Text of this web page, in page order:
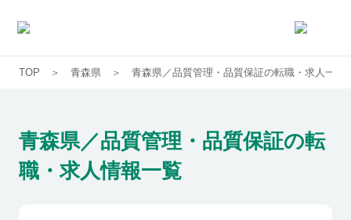
求人一覧
企業一覧
お気に入り求人
TOP 青森県 青森県／品質管理・品質保証の転職・求人一覧
青森県／品質管理・品質保証の転
職・求人情報一覧